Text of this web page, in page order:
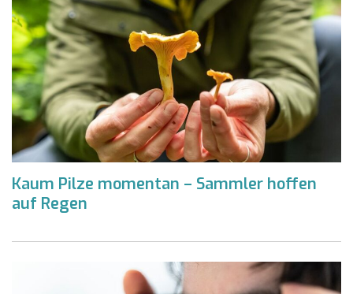
Kaum Pilze momentan – Sammler hoffen
auf Regen